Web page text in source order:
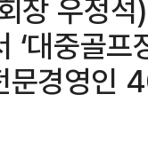
장 우정
대중골
문경영인